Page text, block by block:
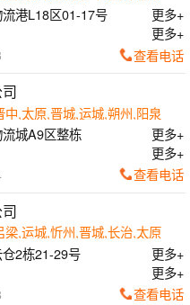
港L18区01-17号
更多+
更多+
查看电话
中,太原,晋城,运城,朔州,阳泉
城A9区整栋
更多+
更多+
查看电话
梁,运城,忻州,晋城,长治,太原
2栋21-29号
更多+
更多+
查看电话